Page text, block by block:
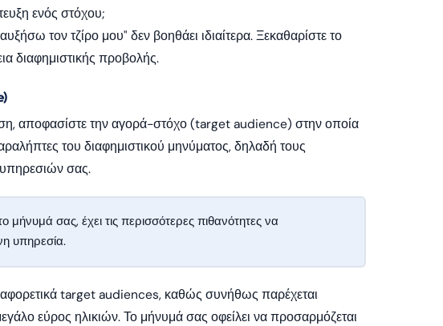
ενός στόχου;
τον τζίρο μου" δεν βοηθάει ιδιαίτερα. Ξεκαθαρίστε το
διαφημιστικής προβολής.
αποφασίστε την αγορά-στόχο (target audience) στην οποία
του διαφημιστικού μηνύματος, δηλαδή τους
σας.
μήνυμά σας, έχει τις περισσότερες πιθανότητες να
υπηρεσία.
target audiences, καθώς συνήθως παρέχεται
εύρος ηλικιών. Το μήνυμά σας οφείλει να προσαρμόζεται